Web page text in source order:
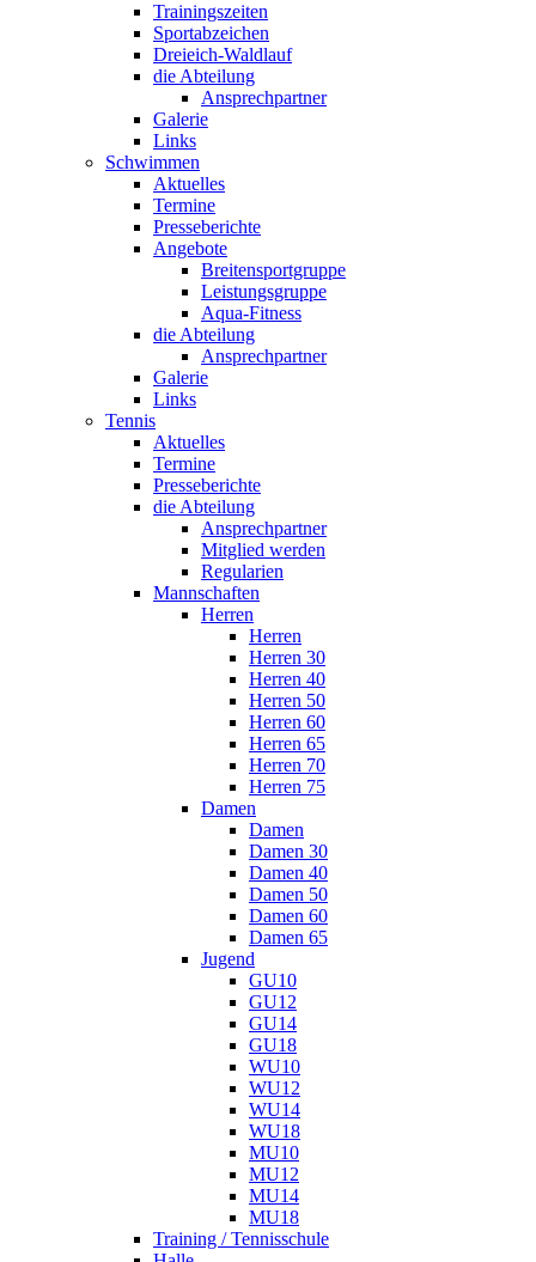
Trainingszeiten
Sportabzeichen
Dreieich-Waldlauf
die Abteilung
Ansprechpartner
Galerie
Links
Schwimmen
Aktuelles
Termine
Presseberichte
Angebote
Breitensportgruppe
Leistungsgruppe
Aqua-Fitness
die Abteilung
Ansprechpartner
Galerie
Links
Tennis
Aktuelles
Termine
Presseberichte
die Abteilung
Ansprechpartner
Mitglied werden
Regularien
Mannschaften
Herren
Herren
Herren 30
Herren 40
Herren 50
Herren 60
Herren 65
Herren 70
Herren 75
Damen
Damen
Damen 30
Damen 40
Damen 50
Damen 60
Damen 65
Jugend
GU10
GU12
GU14
GU18
WU10
WU12
WU14
WU18
MU10
MU12
MU14
MU18
Training / Tennisschule